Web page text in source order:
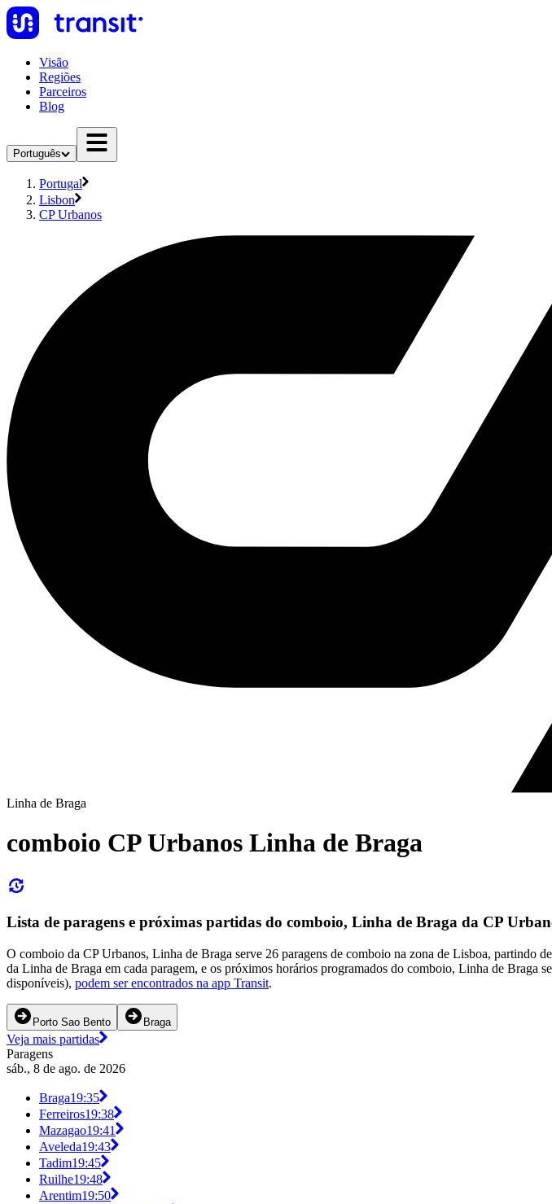
Visão
Regiões
Parceiros
Blog
Português
Portugal
Lisbon
CP Urbanos
Linha de Braga
comboio CP Urbanos Linha de Braga
Lista de paragens e próximas partidas do comboio, Linha de Braga da CP
O comboio da CP Urbanos, Linha de Braga serve 26 paragens de comboio na zona de Lisboa, partindo
da Linha de Braga em cada paragem, e os próximos horários programados do comboio, Linha de
disponíveis), podem ser encontrados na app Transit.
Porto Sao Bento Braga
Veja mais partidas
Paragens
sáb., 8 de ago. de 2026
Braga19:35
Ferreiros19:38
Mazagao19:41
Aveleda19:43
Tadim19:45
Ruilhe19:48
Arentim19:50